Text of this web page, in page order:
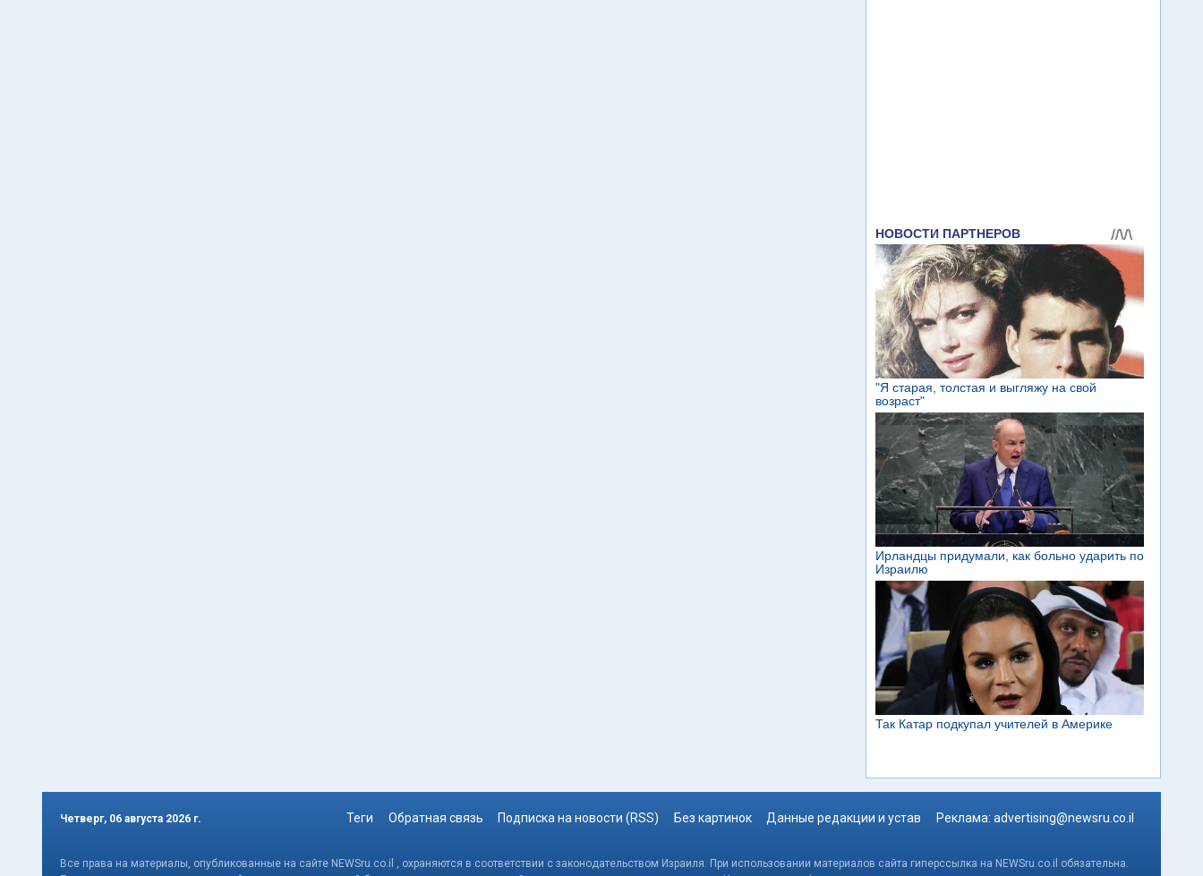
Четверг, 06 августа 2026 г. Теги Обратная связь Подписка на новости (RSS) Без картинок Данные редакции и устав Реклама: advertising@newsru.co.il
Все права на материалы, опубликованные на сайте NEWSru.co.il , охраняются в соответствии с законодательством Израиля. При использовании материалов сайта гиперссылка на NEWSru.co.il обязательна.